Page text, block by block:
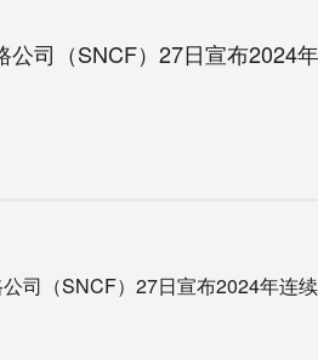
公司（SNCF）27日宣布2024
公司（SNCF）27日宣布2024年